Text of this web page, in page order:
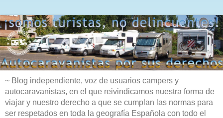
~ Blog independiente, voz de usuarios campers y
autocaravanistas, en el que reivindicamos nuestra forma de
viajar y nuestro derecho a que se cumplan las normas para
ser respetados en toda la geografía Española con todo el